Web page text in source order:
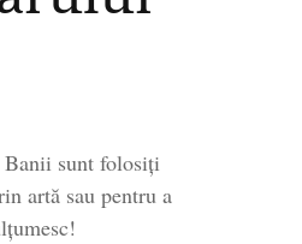
sunt folosiți
artă sau pentru a